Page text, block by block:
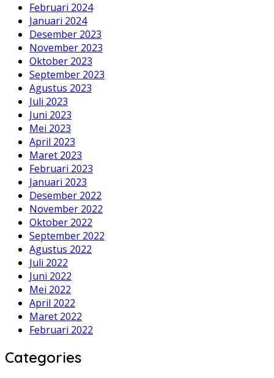
Februari 2024
Januari 2024
Desember 2023
November 2023
Oktober 2023
September 2023
Agustus 2023
Juli 2023
Juni 2023
Mei 2023
April 2023
Maret 2023
Februari 2023
Januari 2023
Desember 2022
November 2022
Oktober 2022
September 2022
Agustus 2022
Juli 2022
Juni 2022
Mei 2022
April 2022
Maret 2022
Februari 2022
Categories